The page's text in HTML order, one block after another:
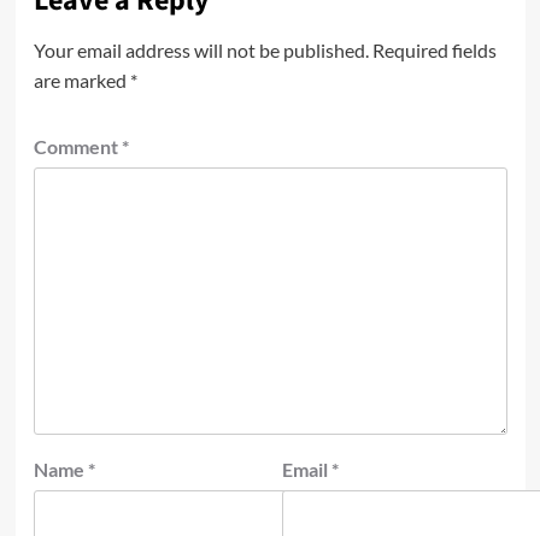
Your email address will not be published. Required fields
are marked *
Comment *
Name * Email *